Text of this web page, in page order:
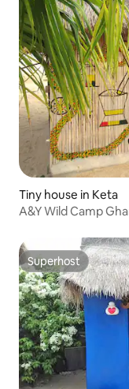
Tiny house in Keta
A&Y Wild Camp
Superhost
Superhost